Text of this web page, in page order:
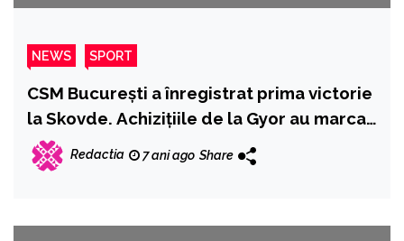
NEWS SPORT
CSM Bucureşti a înregistrat prima victorie
la Skovde. Achiziţiile de la Gyor au marcat
aproape 60% din golurile echipei.
Urmărim evoluţiile echipelor din Liga
Redactia 7 ani ago Share